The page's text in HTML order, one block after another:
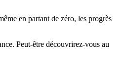
en partant de zéro, les progrès
Peut-être découvrirez-vous au